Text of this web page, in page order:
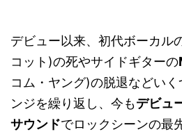
デビュー以来、初代ボーカル
コット)の死やサイドギターの
コム・ヤング)の脱退などい
ンジを繰り返し、今もデビュ
サウンドでロックシーンの最